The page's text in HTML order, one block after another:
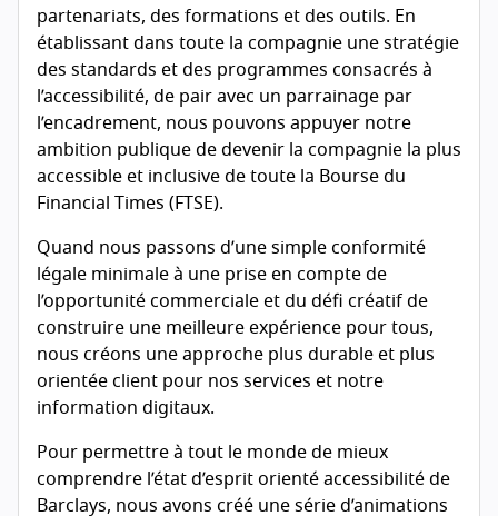
partenariats, des formations et des outils. En
établissant dans toute la compagnie une stratégie
des standards et des programmes consacrés à
l’accessibilité, de pair avec un parrainage par
l’encadrement, nous pouvons appuyer notre
ambition publique de devenir la compagnie la plus
accessible et inclusive de toute la Bourse du
Financial Times ( FTSE).
Quand nous passons d’une simple conformité
légale minimale à une prise en compte de
l’opportunité commerciale et du défi créatif de
construire une meilleure expérience pour tous,
nous créons une approche plus durable et plus
orientée client pour nos services et notre
information digitaux.
Pour permettre à tout le monde de mieux
comprendre l’état d’esprit orienté accessibilité de
Barclays, nous avons créé une série d’animations